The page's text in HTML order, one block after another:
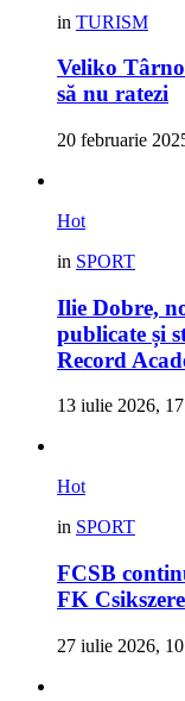
in TURISM
Veliko
să nu ratezi
20 februarie
Hot
in SPORT
Ilie Dobre,
publicate și
Record
13 iulie 2026,
Hot
in SPORT
FCSB
FK
27 iulie 2026,